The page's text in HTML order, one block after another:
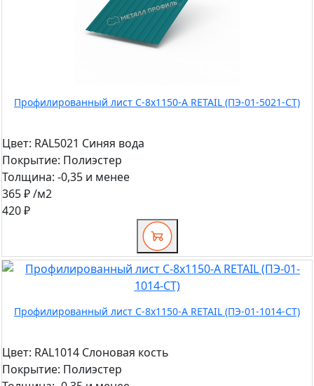
Профилированный лист С-8x1150-A RETAIL (ПЭ-01-5021-СТ)
Цвет: RAL5021 Синяя вода
Покрытие: Полиэстер
Толщина: -0,35 и менее
365 ₽/м2
420 ₽
Профилированный лист С-8x1150-A RETAIL (ПЭ-01-1014-СТ)
Цвет: RAL1014 Слоновая кость
Покрытие: Полиэстер